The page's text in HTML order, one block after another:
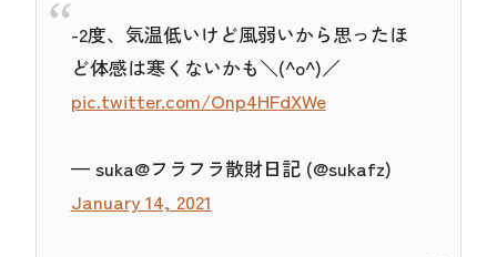
-2度、気温低いけど風弱いから思ったほ
ど体感は寒くないかも＼(^o^)／
pic.twitter.com/Onp4HFdXWe
— suka@フラフラ散財日記 (@sukafz)
January 14, 2021